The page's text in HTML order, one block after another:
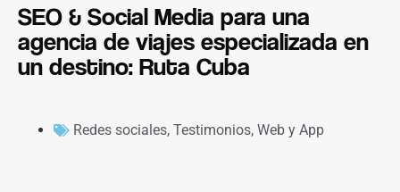
SEO & Social Media para una
agencia de viajes especializada en
un destino: Ruta Cuba
Redes sociales, Testimonios, Web y App